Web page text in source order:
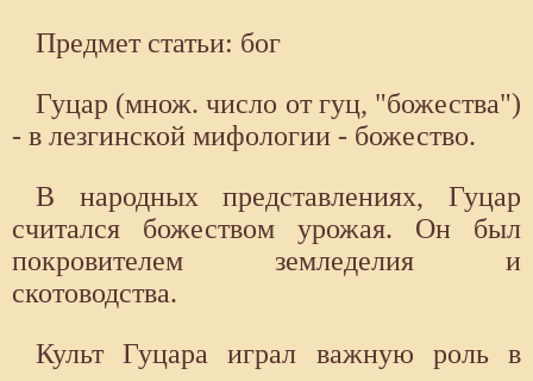
Предмет статьи: бог
Гуцар (множ. число от гуц, "божества")
- в лезгинской мифологии - божество.
В народных представлениях, Гуцар
считался божеством урожая. Он был
покровителем земледелия и
скотоводства.
Культ Гуцара играл важную роль в